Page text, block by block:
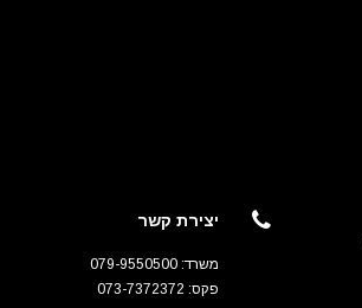
יצירת קשר
משרד: 079-9550500
פקס: 073-7372372